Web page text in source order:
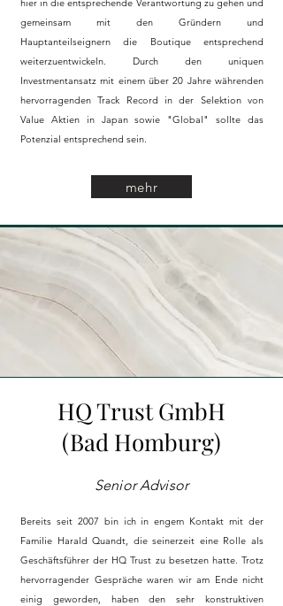
hier in die entsprechende Verantwortung zu gehen und
gemeinsam mit den Gründern und
Hauptanteilseignern die Boutique entsprechend
weiterzuentwickeln. Durch den uniquen
Investmentansatz mit einem über 20 Jahre währenden
hervorragenden Track Record in der Selektion von
Value Aktien in Japan sowie "Global" sollte das
Potenzial entsprechend sein.
mehr
HQ Trust GmbH
(Bad Homburg)
Senior Advisor
Bereits seit 2007 bin ich in engem Kontakt mit der
Familie Harald Quandt, die seinerzeit eine Rolle als
Geschäftsführer der HQ Trust zu besetzen hatte. Trotz
hervorragender Gespräche waren wir am Ende nicht
einig geworden, haben den sehr konstruktiven